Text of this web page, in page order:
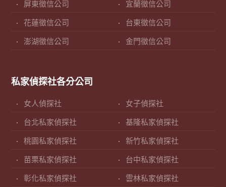
屏東徵信公司 宜蘭徵信公司
花蓮徵信公司 台東徵信公司
澎湖徵信公司 金門徵信公司
私家偵探社各分公司
女人偵探社 女子偵探社
台北私家偵探社 基隆私家偵探社
桃園私家偵探社 新竹私家偵探社
苗栗私家偵探社 台中私家偵探社
彰化私家偵探社 雲林私家偵探社